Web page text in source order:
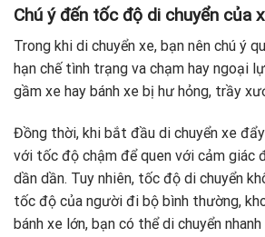
Chú ý đến tốc độ di chuyển của
Trong khi di chuyển xe, bạn nên chú ý
hạn chế tình trạng va chạm hay ngoại
gầm xe hay bánh xe bị hư hỏng, trầy
Đồng thời, khi bắt đầu di chuyển xe
với tốc độ chậm để quen với cảm giác
dần dần. Tuy nhiên, tốc độ di chuyển
tốc độ của người đi bộ bình thường,
bánh xe lớn, bạn có thể di chuyển